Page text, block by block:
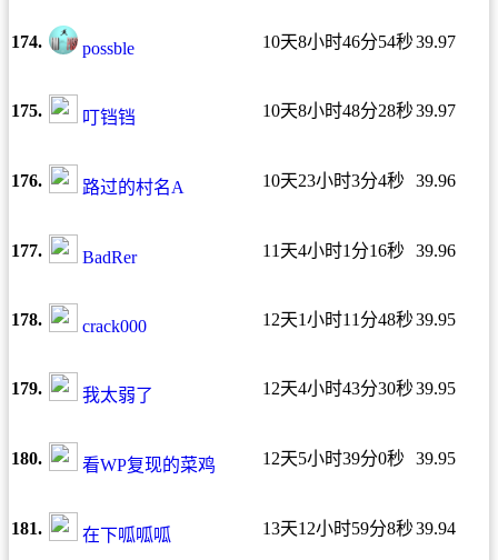
174. possble 10天8小时46分54秒39.97
175. 叮铛铛 10天8小时48分28秒39.97
176. 路过的村名A 10天23小时3分4秒 39.96
177. BadRer 11天4小时1分16秒 39.96
178. crack000 12天1小时11分48秒39.95
179. 我太弱了 12天4小时43分30秒39.95
180. 看WP复现的菜鸡 12天5小时39分0秒 39.95
181. 在下呱呱呱 13天12小时59分8秒39.94